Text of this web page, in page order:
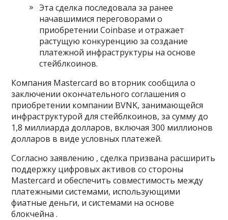
Эта сделка последовала за ранее
начавшимися переговорами о
приобретении Coinbase и отражает
растущую конкуренцию за создание
платежной инфраструктуры на основе
стейблкоинов.
Компания Mastercard во вторник сообщила о
заключении окончательного соглашения о
приобретении компании BVNK, занимающейся
инфраструктурой для стейблкоинов, за сумму до
1,8 миллиарда долларов, включая 300 миллионов
долларов в виде условных платежей.
Согласно заявлению , сделка призвана расширить
поддержку цифровых активов со стороны
Mastercard и обеспечить совместимость между
платежными системами, использующими
фиатные деньги, и системами на основе
блокчейна .